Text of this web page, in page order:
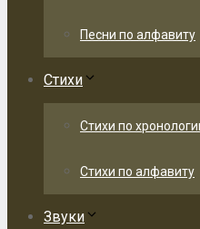
Песни по алфавиту
Стихи
Стихи по
Стихи по алфавиту
Звуки